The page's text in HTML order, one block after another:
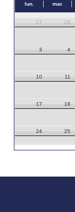
lun. mar.
27 28
3 4
10 11
17 18
24 25